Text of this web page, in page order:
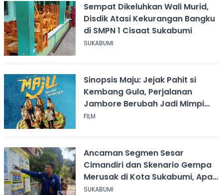
Sempat Dikeluhkan Wali Murid,
Disdik Atasi Kekurangan Bangku
di SMPN 1 Cisaat Sukabumi
SUKABUMI
Sinopsis Maju: Jejak Pahit si
Kembang Gula, Perjalanan
Jambore Berubah Jadi Mimpi
Buruk
FILM
Ancaman Segmen Sesar
Cimandiri dan Skenario Gempa
Merusak di Kota Sukabumi, Apa
yang Harus Dilakukan?
SUKABUMI